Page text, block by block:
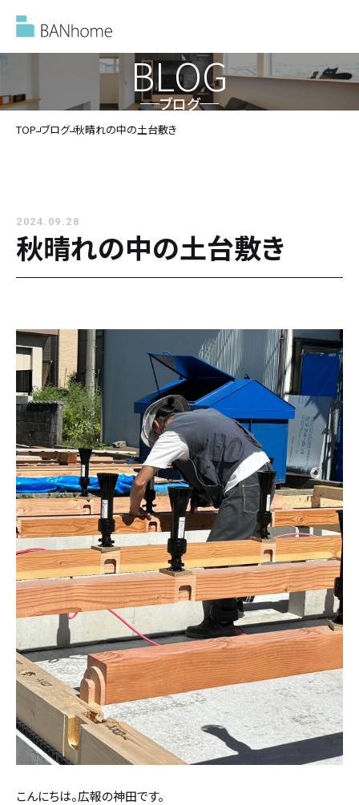
イベント情報
バンホームの家づくり
バンホームの家づくり
設計・デザイン
耐震・断熱
保証・アフターメンテナンス
家づくりの流れ
フルオーダー住宅
セミオーダー住宅
会社概要
スタッフ紹介
お客様の声
お知らせ
住宅の無料相談会
カタログ請求
BLOG
ブログ
TOP ブログ 秋晴れの中の土台敷き
2024.09.28
秋晴れの中の土台敷き
こんにちは。広報の神田です。